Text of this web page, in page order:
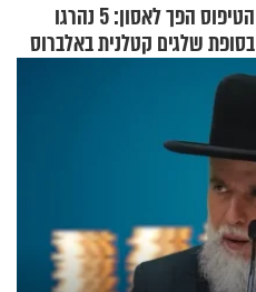
הטיפוס הפך לאסון: 5 נהרגו
בסופת שלגים קטלנית באלברוס